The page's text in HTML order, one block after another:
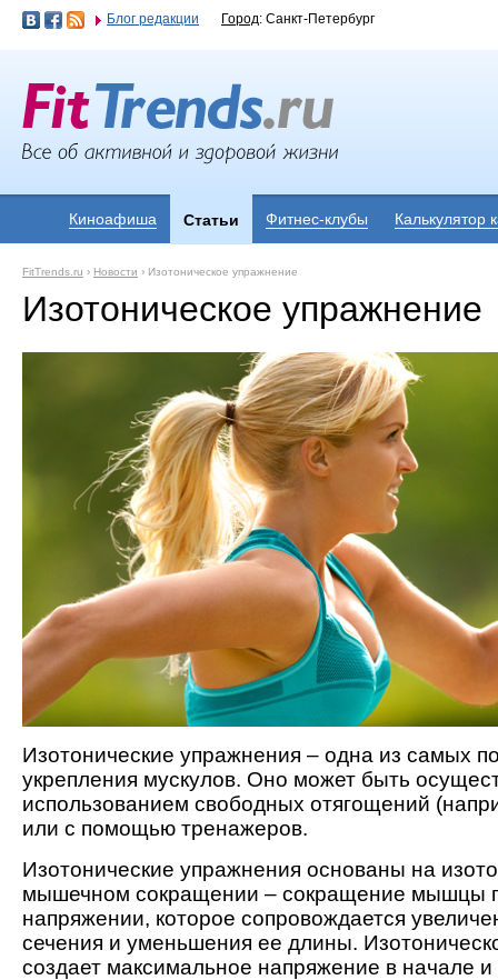
Блог редакции Город: Санкт-Петербург
Киноафиша Статьи Фитнес-клубы Калькулятор
FitTrends.ru › Новости › Изотоническое упражнение
Изотоническое упражнение
Изотонические упражнения – одна из самых
укрепления мускулов. Оно может быть
использованием свободных отягощений
или с помощью тренажеров.
Изотонические упражнения основаны на
мышечном сокращении – сокращение мышцы
напряжении, которое сопровождается
сечения и уменьшения ее длины.
создает максимальное напряжение в начале